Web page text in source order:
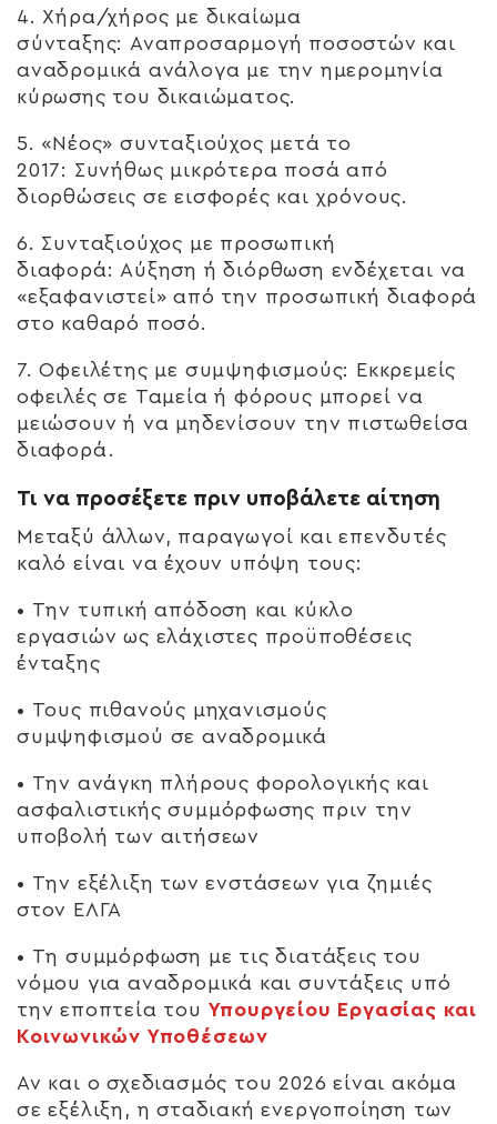
4. Χήρα/χήρος με δικαίωμα
σύνταξης: Αναπροσαρμογή ποσοστών και
αναδρομικά ανάλογα με την ημερομηνία
κύρωσης του δικαιώματος.
5. «Νέος» συνταξιούχος μετά το
2017: Συνήθως μικρότερα ποσά από
διορθώσεις σε εισφορές και χρόνους.
6. Συνταξιούχος με προσωπική
διαφορά: Αύξηση ή διόρθωση ενδέχεται να
«εξαφανιστεί» από την προσωπική διαφορά
στο καθαρό ποσό.
7.Οφειλέτης με συμψηφισμούς: Εκκρεμείς
οφειλές σε Ταμεία ή φόρους μπορεί να
μειώσουν ή να μηδενίσουν την πιστωθείσα
διαφορά.
Τι να προσέξετε πριν υποβάλετε αίτηση
Μεταξύ άλλων, παραγωγοί και επενδυτές
καλό είναι να έχουν υπόψη τους:
• Την τυπική απόδοση και κύκλο
εργασιών ως ελάχιστες προϋποθέσεις
ένταξης
• Τους πιθανούς μηχανισμούς
συμψηφισμού σε αναδρομικά
• Την ανάγκη πλήρους φορολογικής και
ασφαλιστικής συμμόρφωσης πριν την
υποβολή των αιτήσεων
• Την εξέλιξη τωνενστάσεων για ζημιές
στον ΕΛΓΑ
• Τη συμμόρφωση με τιςδιατάξεις του
νόμου για αναδρομικά και συντάξεις υπό
την εποπτεία του Υπουργείου Εργασίας και
Κοινωνικών Υποθέσεων
Αν και ο σχεδιασμός του 2026 είναι ακόμα
σε εξέλιξη, η σταδιακή ενεργοποίηση των